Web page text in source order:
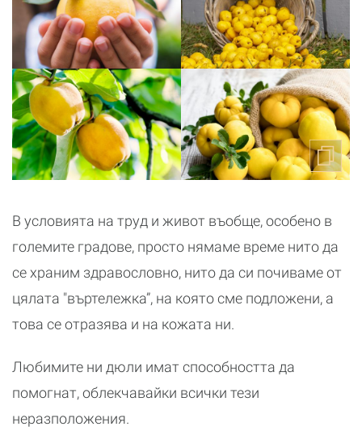
В условията на труд и живот въобще, особено в
големите градове, просто нямаме време нито да
се храним здравословно, нито да си почиваме от
цялата "въртележка”, на която сме подложени, а
това се отразява и на кожата ни.
Любимите ни дюли имат способността да
помогнат, облекчавайки всички тези
неразположения.